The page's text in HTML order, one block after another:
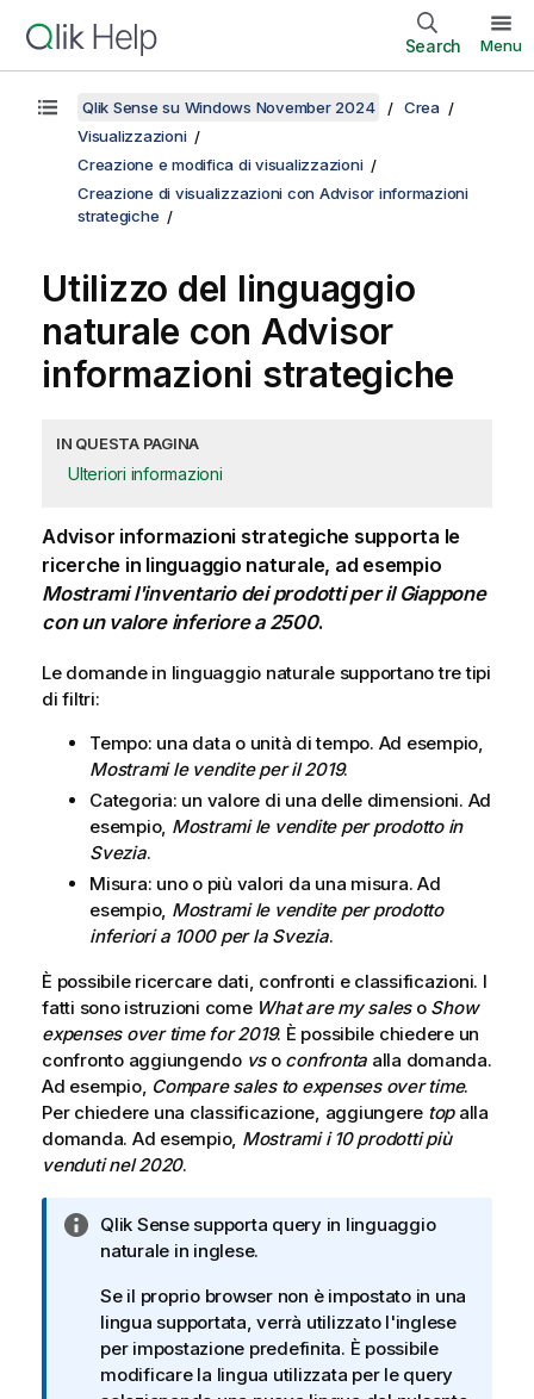
Search Menu
Qlik Sense su Windows November 2024
Crea
Visualizzazioni
Creazione e modifica di visualizzazioni
Creazione di visualizzazioni con Advisor informazioni
strategiche
Utilizzo del linguaggio
naturale con Advisor
informazioni strategiche
IN QUESTA PAGINA
Ulteriori informazioni
Advisor informazioni strategiche supporta le
ricerche in linguaggio naturale, ad esempio
Mostrami l'inventario dei prodotti per il Giappone
con un valore inferiore a 2500.
Le domande in linguaggio naturale supportano tre tipi
di filtri:
Tempo: una data o unità di tempo. Ad esempio,
Mostrami le vendite per il 2019.
Categoria: un valore di una delle dimensioni. Ad
esempio, Mostrami le vendite per prodotto in
Svezia.
Misura: uno o più valori da una misura. Ad
esempio, Mostrami le vendite per prodotto
inferiori a 1000 per la Svezia.
È possibile ricercare dati, confronti e classificazioni. I
fatti sono istruzioni come What are my saleso Show
expenses over time for 2019. È possibile chiedere un
confronto aggiungendo vso confronta alla domanda.
Ad esempio, Compare sales to expenses over time.
Per chiedere una classificazione, aggiungere top alla
domanda. Ad esempio, Mostrami i 10 prodotti più
venduti nel 2020.
N
o
a
i
n
f
Qlik Sensesupporta query in linguaggio
naturale in inglese.
Se il proprio browser non è impostato in una
lingua supportata, verrà utilizzato l'inglese
per impostazione predefinita. È possibile
modificare la lingua utilizzata per le query